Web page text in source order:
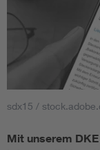
sdx15 /
Mit unserem